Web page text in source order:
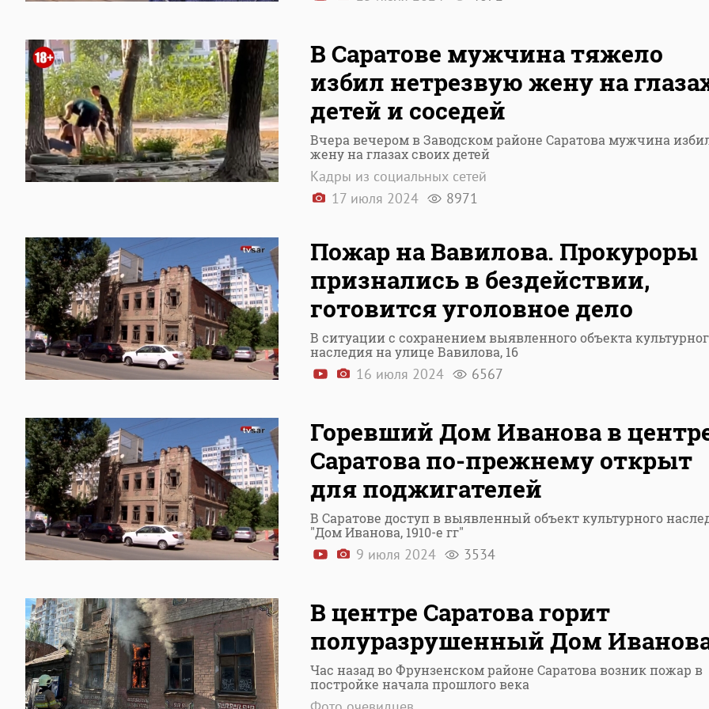
В Саратове мужчина тяжело
избил нетрезвую жену на
детей и соседей
Вчера вечером в Заводском районе Саратова мужчина
жену на глазах своих детей
Кадры из социальных сетей
17 июля 2024
8971
Пожар на Вавилова. Прокуроры
признались в бездействии,
готовится уголовное дело
В ситуации с сохранением выявленного объекта
наследия на улице Вавилова, 16
16 июля 2024 6567
Горевший Дом Иванова в
Саратова по-прежнему открыт
для поджигателей
В Саратове доступ в выявленный объект культурного
"Дом Иванова, 1910-е гг"
9 июля 2024 3534
В центре Саратова горит
полуразрушенный Дом
Час назад во Фрунзенском районе Саратова возник пожар в
постройке начала прошлого века